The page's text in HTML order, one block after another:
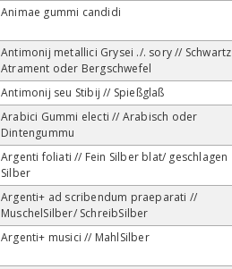
Animae gummi candidi
Antimonij metallici Grysei ./. sory // Schwartz
Atrament oder Bergschwefel
Antimonij seu Stibij // Spießglaß
Arabici Gummi electi // Arabisch oder
Dintengummu
Argenti foliati // Fein Silber blat/ geschlagen
Silber
Argenti+ ad scribendum praeparati //
MuschelSilber/ SchreibSilber
Argenti+ musici // MahlSilber